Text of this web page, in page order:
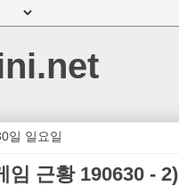
일 일요일
임 근황 190630 -